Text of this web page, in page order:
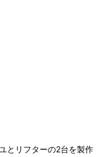
とリフターの2台を製作